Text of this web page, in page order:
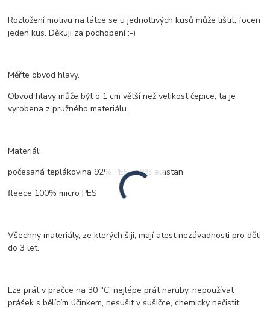
Rozložení motivu na látce se u jednotlivých kusů může lištit, focen
jeden kus. Děkuji za pochopení :-)
Měřte obvod hlavy.
Obvod hlavy může být o 1 cm větší než velikost čepice, ta je
vyrobena z pružného materiálu.
Materiál:
počesaná teplákovina 92% PES + 8% elastan
fleece 100% micro PES
Všechny materiály, ze kterých šiji, mají atest nezávadnosti pro děti
do 3 let.
Lze prát v pračce na 30 °C, nejlépe prát naruby, nepoužívat
prášek s bělícím účinkem, nesušit v sušičce, chemicky nečistit.